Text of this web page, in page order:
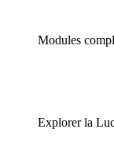
Modules
Explorer la